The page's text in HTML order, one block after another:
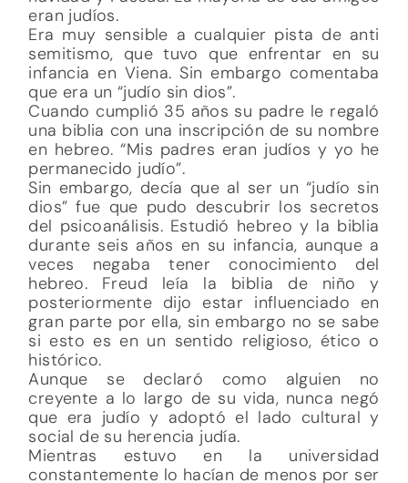
eran judíos.
Era muy sensible a cualquier pista de anti
semitismo, que tuvo que enfrentar en su
infancia en Viena. Sin embargo comentaba
que era un “judío sin dios”.
Cuando cumplió 35 años su padre le regaló
una biblia con una inscripción de su nombre
en hebreo. “Mis padres eran judíos y yo he
permanecido judío”.
Sin embargo, decía que al ser un “judío sin
dios” fue que pudo descubrir los secretos
del psicoanálisis. Estudió hebreo y la biblia
durante seis años en su infancia, aunque a
veces negaba tener conocimiento del
hebreo. Freud leía la biblia de niño y
posteriormente dijo estar influenciado en
gran parte por ella, sin embargo no se sabe
si esto es en un sentido religioso, ético o
histórico.
Aunque se declaró como alguien no
creyente a lo largo de su vida, nunca negó
que era judío y adoptó el lado cultural y
social de su herencia judía.
Mientras estuvo en la universidad
constantemente lo hacían de menos por ser